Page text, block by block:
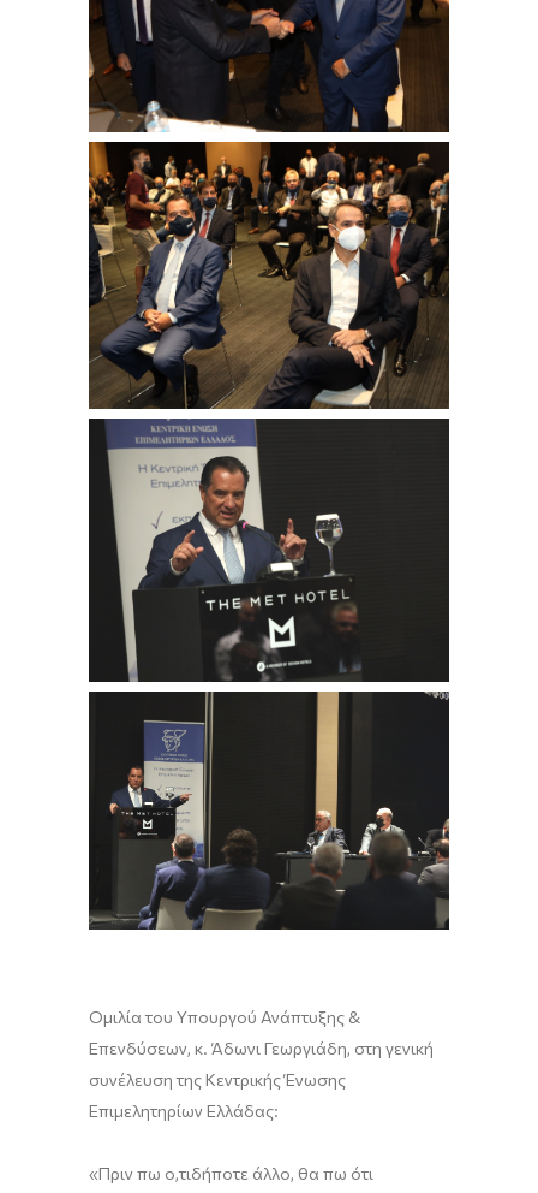
Ομιλία του Υπουργού Ανάπτυξης &
Επενδύσεων, κ. Άδωνι Γεωργιάδη, στη γενική
συνέλευση της Κεντρικής Ένωσης
Επιμελητηρίων Ελλάδας:
«Πριν πω ο,τιδήποτε άλλο, θα πω ότι